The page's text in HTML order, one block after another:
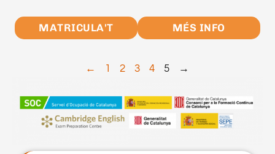
MATRICULA'T MÉS INFO
← 1 2 3 4 5 →